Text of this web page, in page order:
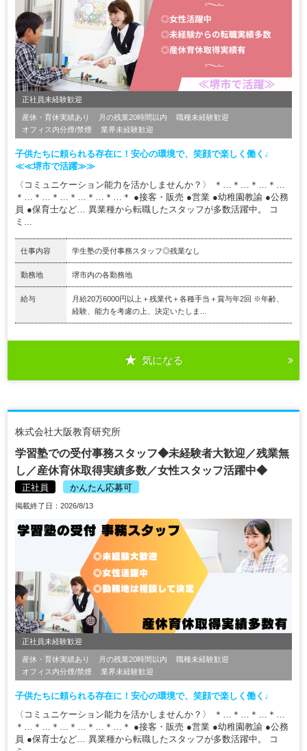
正社員未経験歓迎
産休・育休実績あり 月の残業20時間以内
職種未経験歓迎
オフィス内分煙/禁煙
業界未経験歓迎
子供たちに頼られる存在に！安心の環境で、笑顔で楽しく働く♩
≪≪堺市で活躍≫≫
〈コミュニケーション能力を活かしませんか？〉 ＊…＊…＊…＊…
＊…＊…＊…＊…＊…＊…＊ ●接客・販売 ●営業 ●幼稚園教諭 ●公務
員 ●保育士など… 異業種から転職したスタッフが多数活躍中。 コ
ミ...
仕事内容 学生塾の受付事務スタッフ◎残業なし
勤務地 堺市内の各勤務地
給与
⽉給20万6000円以上＋残業代＋各種⼿当＋賞与年2回 ※年齢、
経験、能⼒を考慮の上、決定いたしま...
気になる
株式会社大阪教育研究所
学習塾での受付事務スタッフ◆未経験者大歓迎／残業無
し／産休育休取得実績多数／女性スタッフ活躍中◆
正社員 かんたん応募可
掲載終了日：2026/8/13
正社員未経験歓迎
産休・育休実績あり 月の残業20時間以内
職種未経験歓迎
オフィス内分煙/禁煙
業界未経験歓迎
子供たちに頼られる存在に！安心の環境で、笑顔で楽しく働く♩
〈コミュニケーション能力を活かしませんか？〉 ＊…＊…＊…＊…
＊…＊…＊…＊…＊…＊…＊ ●接客・販売 ●営業 ●幼稚園教諭 ●公務
員 ●保育士など… 異業種から転職したスタッフが多数活躍中。 コ